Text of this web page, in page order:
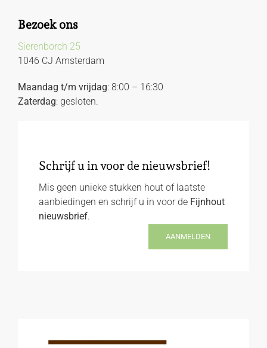
Bezoek ons
Sierenborch 25
1046 CJ Amsterdam
Maandag t/m vrijdag: 8:00 – 16:30
Zaterdag: gesloten.
Schrijf u in voor de nieuwsbrief!
Mis geen unieke stukken hout of laatste
aanbiedingen en schrijf u in voor de Fijnhout
nieuwsbrief.
AANMELDEN